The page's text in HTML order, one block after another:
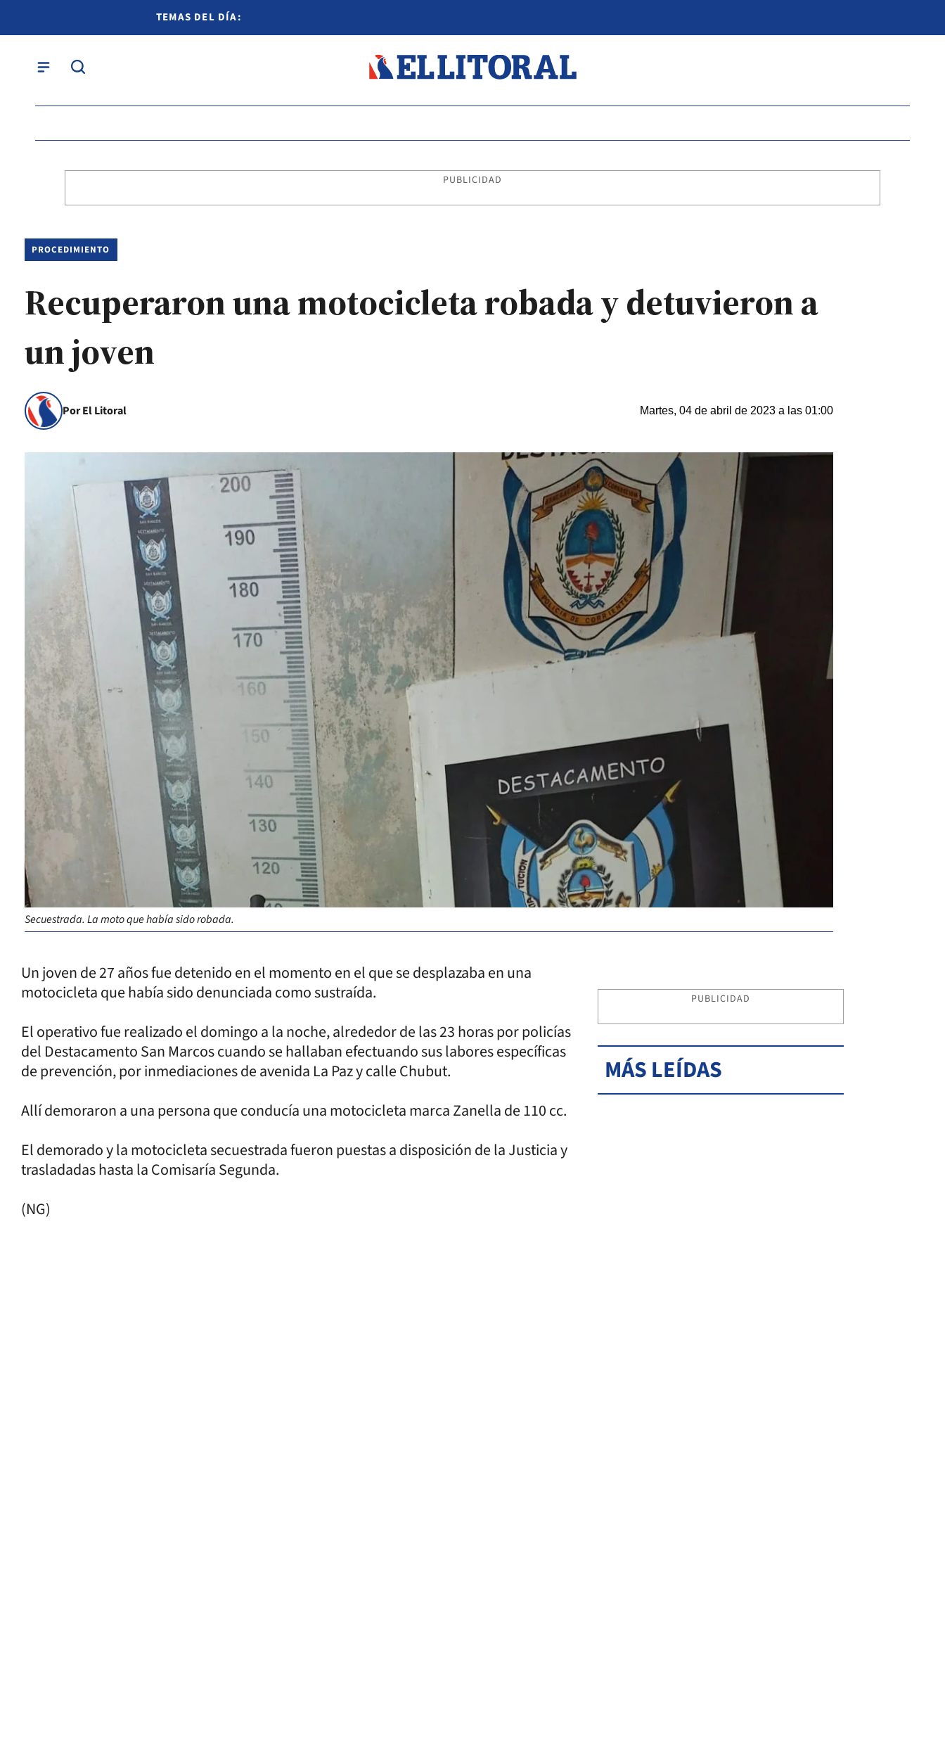
TEMAS DEL DÍA:
PUBLICIDAD
PROCEDIMIENTO
Recuperaron una motocicleta robada y detuvieron a
un joven
Por El Litoral Martes, 04 de abril de 2023 a las 01:00
Secuestrada. La moto que había sido robada.
Un joven de 27 años fue detenido en el momento en el que se desplazaba en una
motocicleta que había sido denunciada como sustraída.
El operativo fue realizado el domingo a la noche, alrededor de las 23 horas por policías
del Destacamento San Marcos cuando se hallaban efectuando sus labores específicas
de prevención, por inmediaciones de avenida La Paz y calle Chubut.
Allí demoraron a una persona que conducía una motocicleta marca Zanella de 110 cc.
El demorado y la motocicleta secuestrada fueron puestas a disposición de la Justicia y
trasladadas hasta la Comisaría Segunda.
(NG)
PUBLICIDAD
MÁS LEÍDAS